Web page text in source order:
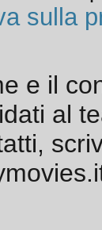
sulla
e il
al